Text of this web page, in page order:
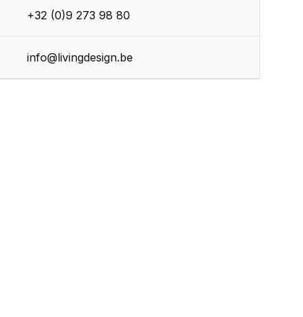
+32 (0)9 273 98 80
info@livingdesign.be